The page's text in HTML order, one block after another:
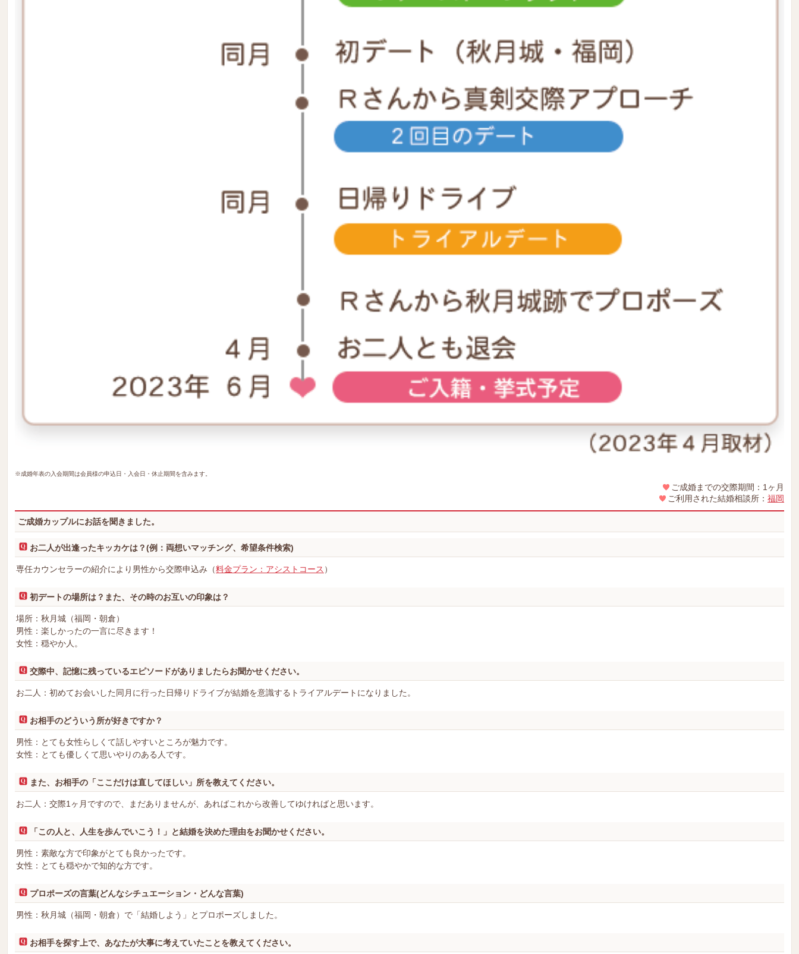
※成婚年表の入会期間は会員様の申込日・入会日・休止期間を含みます。
ご成婚までの交際期間：1ヶ月
ご利用された結婚相談所： 福岡
ご成婚カップルにお話を聞きました。
お二人が出逢ったキッカケは？(例：両想いマッチング、希望条件検索)
専任カウンセラーの紹介により男性から交際申込み（料金プラン：アシストコース ）
初デートの場所は？また、その時のお互いの印象は？
場所：秋月城（福岡・朝倉）
男性：楽しかったの一言に尽きます！
女性：穏やか人。
交際中、記憶に残っているエピソードがありましたらお聞かせください。
お二人：初めてお会いした同月に行った日帰りドライブが結婚を意識するトライアルデートになりました。
お相手のどういう所が好きですか？
男性：とても女性らしくて話しやすいところが魅力です。
女性：とても優しくて思いやりのある人です。
また、お相手の「ここだけは直してほしい」所を教えてください。
お二人：交際1ヶ月ですので、まだありませんが、あればこれから改善してゆければと思います。
「この人と、人生を歩んでいこう！」と結婚を決めた理由をお聞かせください。
男性：素敵な方で印象がとても良かったです。
女性：とても穏やかで知的な方です。
プロポーズの言葉(どんなシチュエーション・どんな言葉)
男性：秋月城（福岡・朝倉）で「結婚しよう」とプロポーズしました。
お相手を探す上で、あなたが大事に考えていたことを教えてください。